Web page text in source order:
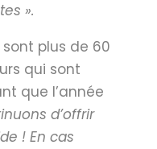
».
sont plus de 60
qui sont
que l’année
d’offrir
! En cas